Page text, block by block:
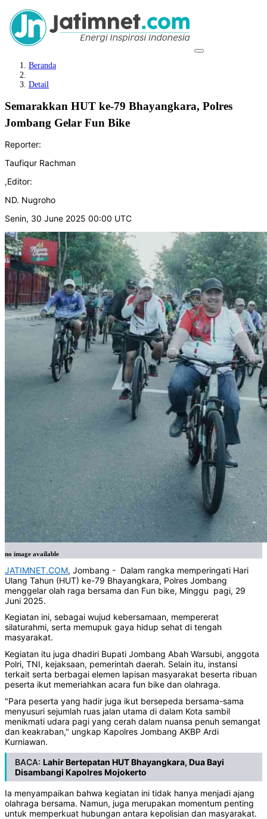
Beranda
Detail
Semarakkan HUT ke-79 Bhayangkara, Polres
Jombang Gelar Fun Bike
Reporter:
Taufiqur Rachman
,Editor:
ND. Nugroho
Senin, 30 June 2025 00:00 UTC
no image available
JATIMNET.COM, Jombang - Dalam rangka memperingati Hari
Ulang Tahun (HUT) ke-79 Bhayangkara, Polres Jombang
menggelar olah raga bersama dan Fun bike, Minggu pagi, 29
Juni 2025.
Kegiatan ini, sebagai wujud kebersamaan, mempererat
silaturahmi, serta memupuk gaya hidup sehat di tengah
masyarakat.
Kegiatan itu juga dhadiri Bupati Jombang Abah Warsubi, anggota
Polri, TNI, kejaksaan, pemerintah daerah. Selain itu, instansi
terkait serta berbagai elemen lapisan masyarakat beserta ribuan
peserta ikut memeriahkan acara fun bike dan olahraga.
"Para peserta yang hadir juga ikut bersepeda bersama-sama
menyusuri sejumlah ruas jalan utama di dalam Kota sambil
menikmati udara pagi yang cerah dalam nuansa penuh semangat
dan keakraban," ungkap Kapolres Jombang AKBP Ardi
Kurniawan.
BACA: Lahir Bertepatan HUT Bhayangkara, Dua Bayi
Disambangi Kapolres Mojokerto
Ia menyampaikan bahwa kegiatan ini tidak hanya menjadi ajang
olahraga bersama. Namun, juga merupakan momentum penting
untuk memperkuat hubungan antara kepolisian dan masyarakat.